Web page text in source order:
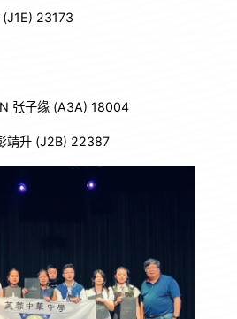
23173
张子缘 (A3A) 18004
靖升 (J2B) 22387